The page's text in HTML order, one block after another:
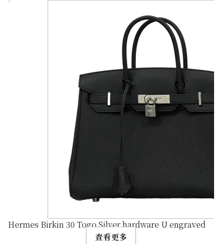
Hermes Birkin 30 Togo Silver hardware U engraved
查看更多